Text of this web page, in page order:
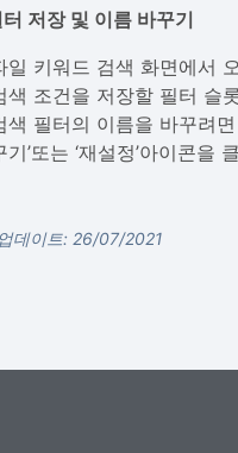
저장 및 이름 바꾸기
일 키워드 검색 화면에서
색 조건을 저장할 필터 슬
색 필터의 이름을 바꾸려
기’또는 ‘재설정’아이콘
데이트: 26/07/2021